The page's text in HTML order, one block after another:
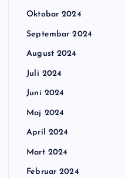
Oktobar 2024
Septembar 2024
August 2024
Juli 2024
Juni 2024
Maj 2024
April 2024
Mart 2024
Februar 2024